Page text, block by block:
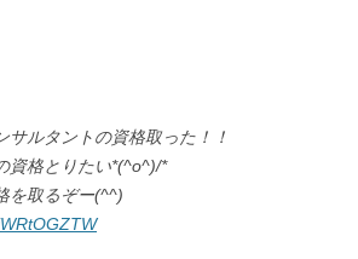
サルタントの資格取った！！
資格とりたい*(^o^)/*
を取るぞー(^^)